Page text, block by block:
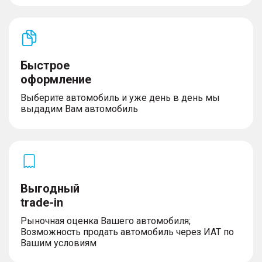
Быстрое
оформление
Выберите автомобиль и уже день в день мы
выдадим Вам автомобиль
Выгодный
trade-in
Рыночная оценка Вашего автомобиля;
Возможность продать автомобиль через ИАТ по
Вашим условиям